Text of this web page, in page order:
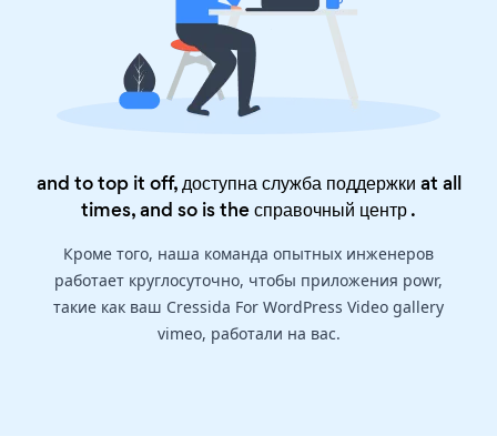
and to top it off, доступна служба поддержки at all
times, and so is theсправочный центр.
Кроме того, наша команда опытных инженеров
работает круглосуточно, чтобы приложения powr,
такие как ваш Cressida For WordPress Video gallery
vimeo, работали на вас.